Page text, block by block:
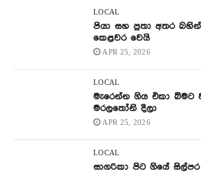
LOCAL
පියා සහ පුතා අතර
කෙළවර වෙයි
APR 25, 2026
LOCAL
මැරෙන්න ගිය එකා බිමට
මරලතෝනි දීලා
APR 25, 2026
LOCAL
සාගරිකා පිට ගියේ